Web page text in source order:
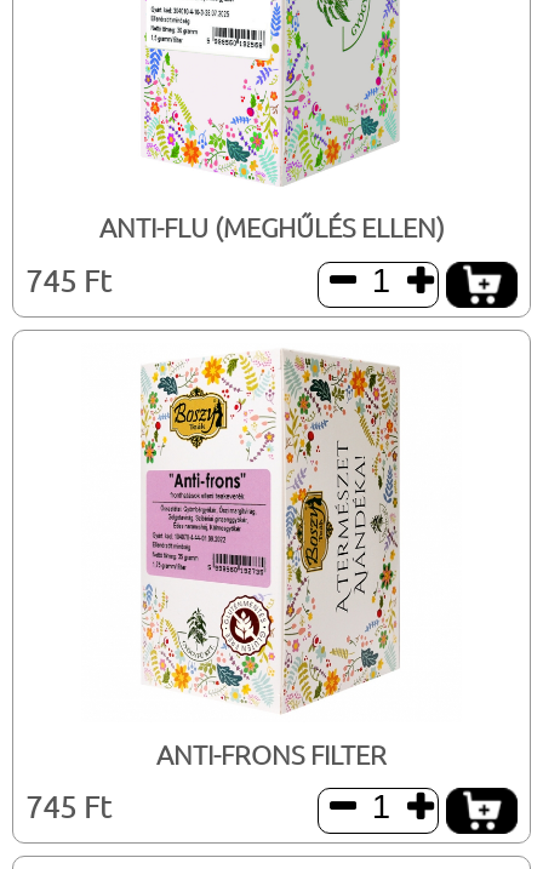
ANTI-FLU (MEGHŰLÉS ELLEN)
745 Ft  
ANTI-FRONS FILTER
745 Ft  